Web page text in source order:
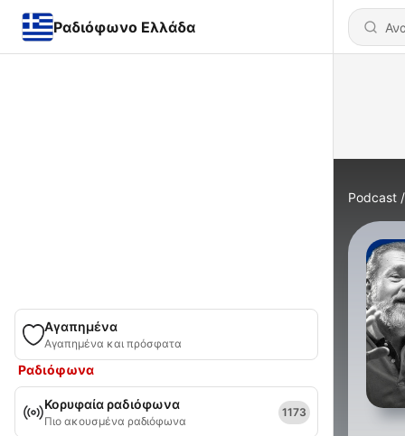
Ραδιόφωνο Ελλάδα
Αγαπημένα
Αγαπημένα και πρόσφατα
Ραδιόφωνα
Κορυφαία ραδιόφωνα
Πιο ακουσμένα ραδιόφωνα
1173
Podcast